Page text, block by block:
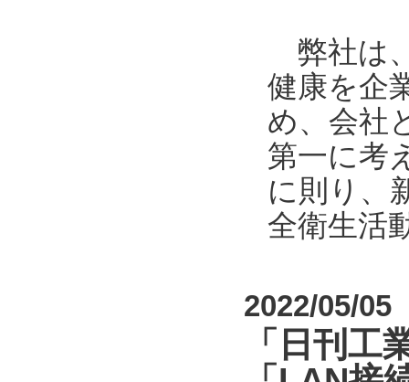
弊社は
健康を企
め、会社
第一に考
に則り、
全衛生活
2022/05/05
「日刊工